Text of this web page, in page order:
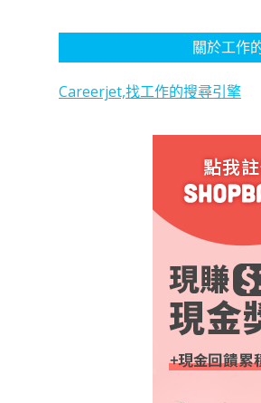
關於工作
Careerjet,找工作的搜尋引擎